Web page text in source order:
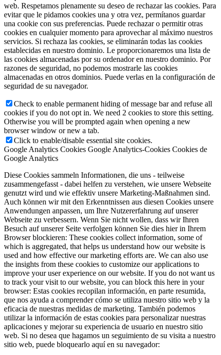
web. Respetamos plenamente su deseo de rechazar las cookies. Para
evitar que le pidamos cookies una y otra vez, permítanos guardar
una cookie con sus preferencias. Puede rechazar o permitir otras
cookies en cualquier momento para aprovechar al máximo nuestros
servicios. Si rechaza las cookies, se eliminarán todas las cookies
establecidas en nuestro dominio. Le proporcionaremos una lista de
las cookies almacenadas por su ordenador en nuestro dominio. Por
razones de seguridad, no podemos mostrarle las cookies
almacenadas en otros dominios. Puede verlas en la configuración de
seguridad de su navegador.
Check to enable permanent hiding of message bar and refuse all
cookies if you do not opt in. We need 2 cookies to store this setting.
Otherwise you will be prompted again when opening a new
browser window or new a tab.
Click to enable/disable essential site cookies.
Google Analytics Cookies Google Analytics-Cookies Cookies de
Google Analytics
Diese Cookies sammeln Informationen, die uns - teilweise
zusammengefasst - dabei helfen zu verstehen, wie unsere Webseite
genutzt wird und wie effektiv unsere Marketing-Maßnahmen sind.
Auch können wir mit den Erkenntnissen aus diesen Cookies unsere
Anwendungen anpassen, um Ihre Nutzererfahrung auf unserer
Webseite zu verbessern. Wenn Sie nicht wollen, dass wir Ihren
Besuch auf unserer Seite verfolgen können Sie dies hier in Ihrem
Browser blockieren: These cookies collect information, some of
which is aggregated, that helps us understand how our website is
used and how effective our marketing efforts are. We can also use
the insights from these cookies to customize our applications to
improve your user experience on our website. If you do not want us
to track your visit to our website, you can block this here in your
browser: Estas cookies recopilan información, en parte resumida,
que nos ayuda a comprender cómo se utiliza nuestro sitio web y la
eficacia de nuestras medidas de marketing. También podemos
utilizar la información de estas cookies para personalizar nuestras
aplicaciones y mejorar su experiencia de usuario en nuestro sitio
web. Si no desea que hagamos un seguimiento de su visita a nuestro
sitio web, puede bloquearlo aquí en su navegador: